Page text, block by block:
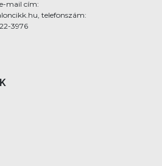
mail cím:
telefonszám:
3976